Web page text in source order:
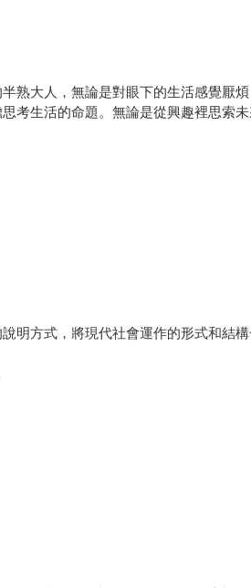
熟大人，無論是對眼下的生活感覺厭
考生活的命題。無論是從興趣裡思索
方式，將現代社會運作的形式和結構